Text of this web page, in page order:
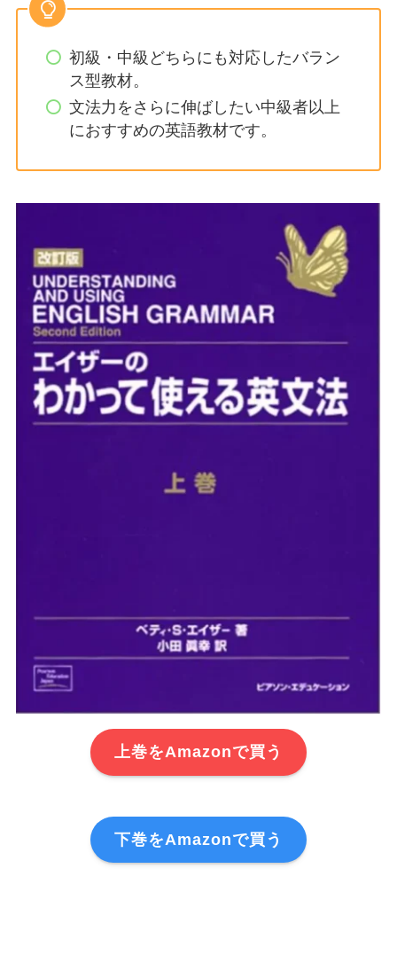
初級・中級どちらにも対応したバラン
ス型教材。
文法力をさらに伸ばしたい中級者以上
におすすめの英語教材です。
上巻をAmazonで買う
下巻をAmazonで買う